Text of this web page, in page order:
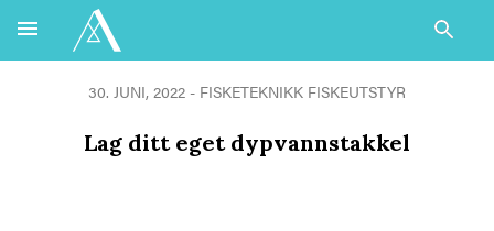
30. JUNI, 2022 - FISKETEKNIKK FISKEUTSTYR
Lag ditt eget dypvannstakkel